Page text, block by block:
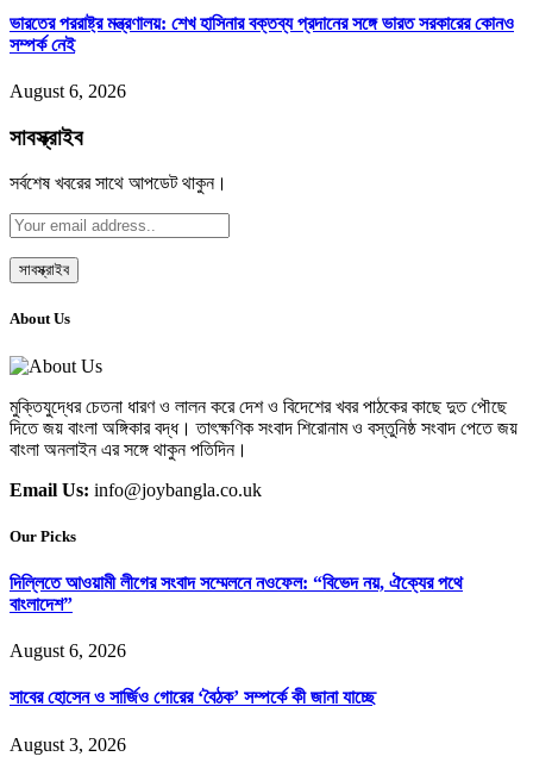
ভারতের পররাষ্ট্র মন্ত্রণালয়: শেখ হাসিনার বক্তব্য প্রদানের সঙ্গে ভারত সরকারের কোনও
সম্পর্ক নেই
August 6, 2026
সাবস্ক্রাইব
সর্বশেষ খবরের সাথে আপডেট থাকুন।
About Us
মুক্তিযুদ্ধের চেতনা ধারণ ও লালন করে দেশ ও বিদেশের খবর পাঠকের কাছে দুত পৌছে
দিতে জয় বাংলা অঙ্গিকার বদ্ধ। তাৎক্ষণিক সংবাদ শিরোনাম ও বস্তুনিষ্ঠ সংবাদ পেতে জয়
বাংলা অনলাইন এর সঙ্গে থাকুন পতিদিন।
Email Us: info@joybangla.co.uk
Our Picks
দিল্লিতে আওয়ামী লীগের সংবাদ সম্মেলনে নওফেল: “বিভেদ নয়, ঐক্যের পথে
বাংলাদেশ”
August 6, 2026
সাবের হোসেন ও সার্জিও গোরের ‘বৈঠক’ সম্পর্কে কী জানা যাচ্ছে
August 3, 2026